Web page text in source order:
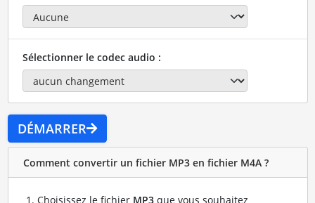
Sélectionner le codec audio :
DÉMARRER
Comment convertir un fichier MP3 en fichier M4A ?
Choisissez le fichier MP3que vous souhaitez